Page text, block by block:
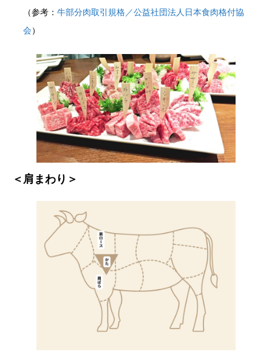
（参考：牛部分肉取引規格／公益社団法人日本食肉格付協
会）
＜肩まわり＞